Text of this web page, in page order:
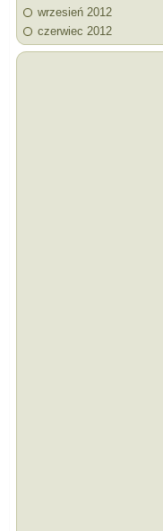
wrzesień 2012
czerwiec 2012